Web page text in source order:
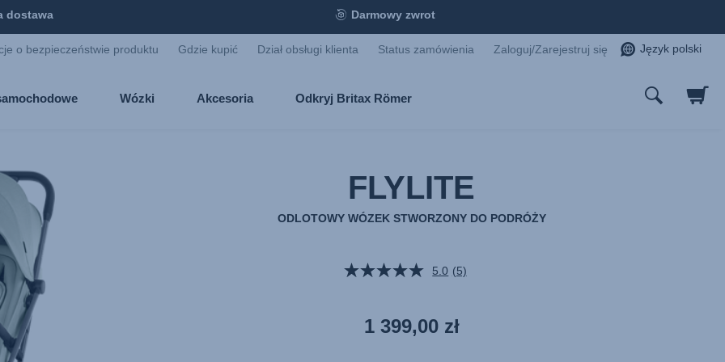
dostawa Darmowy zwrot
o bezpieczeństwie produktu Gdzie kupić Dział obsługi klienta Status zamówienia Zaloguj/Zarejestruj się Język polski
Wózki Akcesoria Odkryj Britax Römer
FLYLITE
ODLOTOWY WÓZEK STWORZONY DO PODRÓŻY
5.0 Czytaj
do
(5)
1 399,00 zł